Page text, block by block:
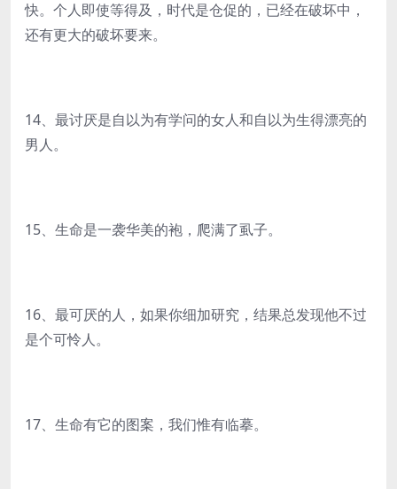
快。个人即使等得及，时代是仓促的，已经在破坏中，
还有更大的破坏要来。
14、最讨厌是自以为有学问的女人和自以为生得漂亮的
男人。
15、生命是一袭华美的袍，爬满了虱子。
16、最可厌的人，如果你细加研究，结果总发现他不过
是个可怜人。
17、生命有它的图案，我们惟有临摹。